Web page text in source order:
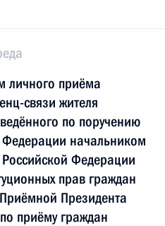
личного приёма
связи жителя
по поручению
Федерации начальником
Федерации
прав граждан
Президента
приёму граждан